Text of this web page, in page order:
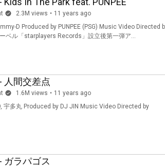
2.3M views
11 years ago
D Produced by PUNPEE (PSG) Music Video Directed
ベル「starplayers Records」設立後第一弾ア...
人間交差点
1.6M views
11 years ago
宇多丸 Produced by DJ JIN Music Video Directed by
ガラパゴス